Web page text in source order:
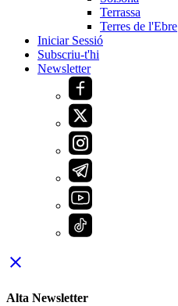
Terrassa
Terres de l'Ebre
Iniciar Sessió
Subscriu-t'hi
Newsletter
close
Alta Newsletter